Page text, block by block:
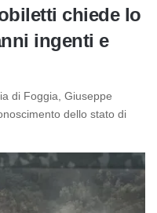
chiede lo
ingenti e
di Foggia, Giuseppe
dello stato di